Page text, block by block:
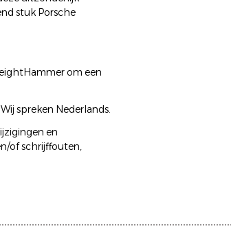
stuk Porsche
om een
spreken Nederlands.
en
of schrijffouten,